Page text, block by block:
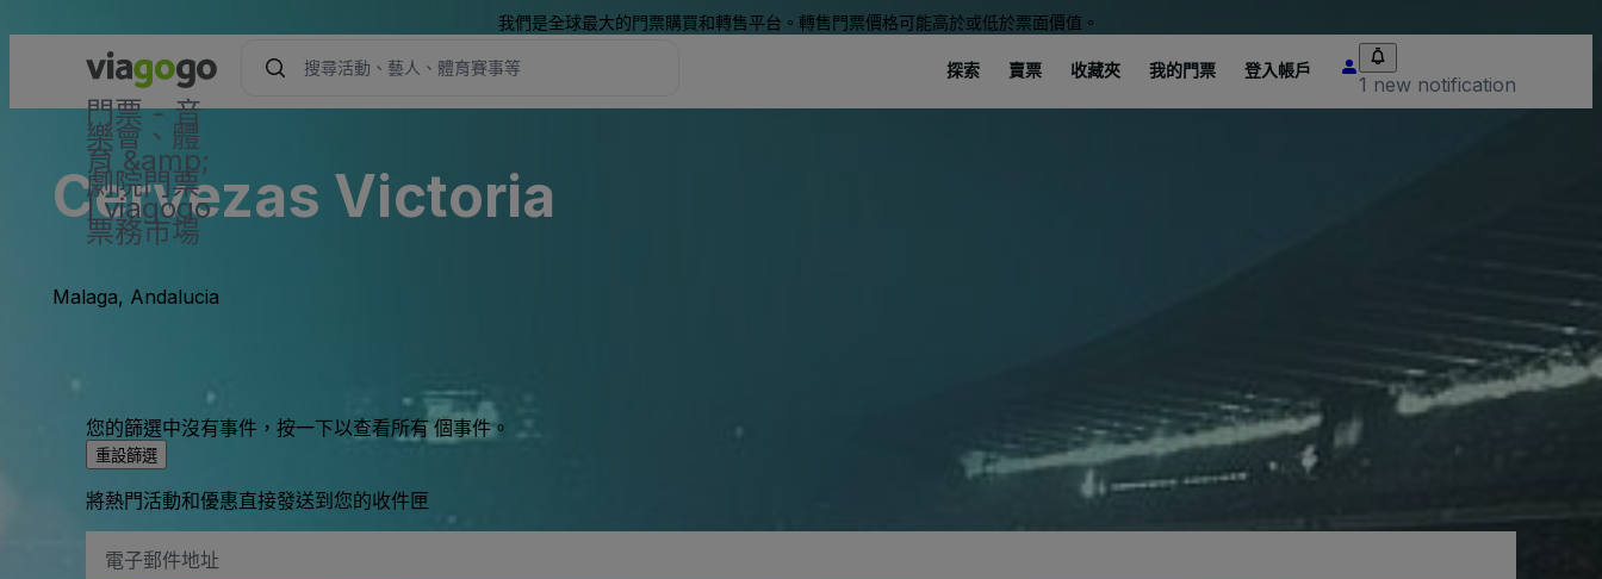
我們是全球最大的門票購買和轉售平台。轉售門票價格可能高於或低於票面價值。
門票 - 音
樂會、體
育 &amp;
劇院門票
| viagogo
票務市場
探索 賣票 收藏夾 我的門票 登入帳戶
1 new notification
Cervezas Victoria
Malaga, Andalucia
您的篩選中沒有事件，按一下以查看所有 個事件。
重設篩選
將熱門活動和優惠直接發送到您的收件匣
子